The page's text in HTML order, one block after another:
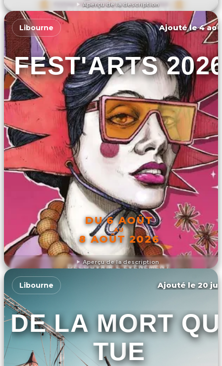
Aperçu de la description
DÉCOUVRIR L'ÉVÉNEMENT
Aperçu de la description
Libourne Ajouté le 4
FEST'ARTS
DU 6 AOÛT
AU
8 AOÛT 2026
DÉCOUVRIR L'ÉVÉNEMENT
Libourne Ajouté le 20
DE LA MORT
TUE